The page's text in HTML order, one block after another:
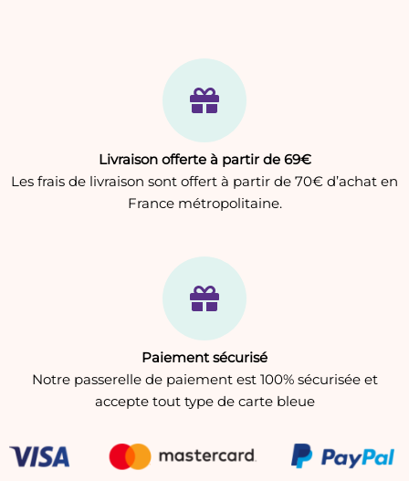
Livraison offerte à partir de 69€
Les frais de livraison sont offert à partir de 70€ d’achat en
France métropolitaine.
Paiement sécurisé
Notre passerelle de paiement est 100% sécurisée et
accepte tout type de carte bleue